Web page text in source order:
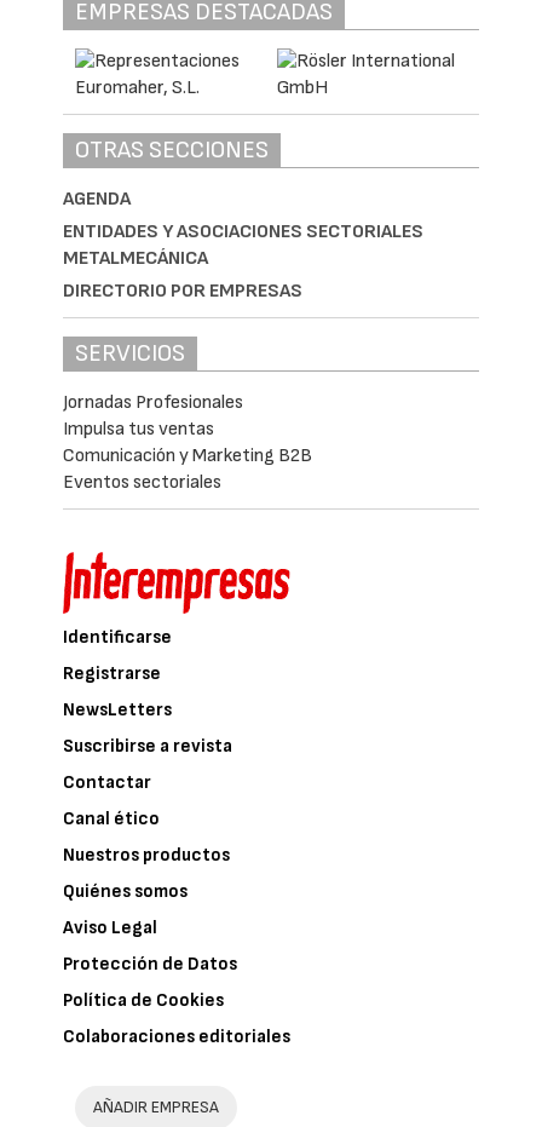
EMPRESAS DESTACADAS
OTRAS SECCIONES
AGENDA
ENTIDADES Y ASOCIACIONES SECTORIALES
METALMECÁNICA
DIRECTORIO POR EMPRESAS
SERVICIOS
Jornadas Profesionales
Impulsa tus ventas
Comunicación y Marketing B2B
Eventos sectoriales
Identificarse
Registrarse
NewsLetters
Suscribirse a revista
Contactar
Canal ético
Nuestros productos
Quiénes somos
Aviso Legal
Protección de Datos
Política de Cookies
Colaboraciones editoriales
AÑADIR EMPRESA